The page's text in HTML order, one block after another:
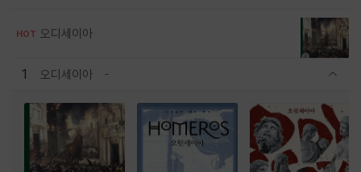
HOT 오디세이아
1 오디세이아